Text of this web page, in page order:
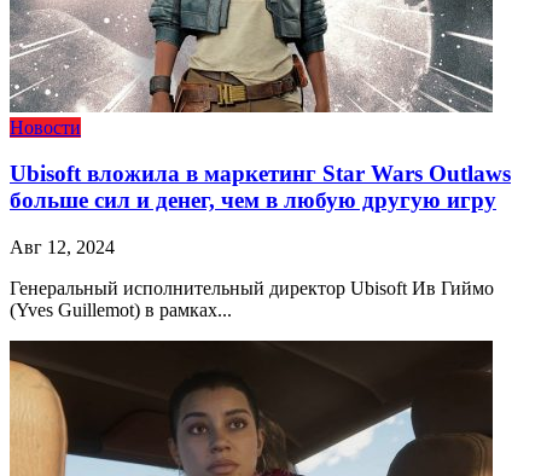
Новости
Ubisoft вложила в маркетинг Star Wars Outlaws
больше сил и денег, чем в любую другую игру
Авг 12, 2024
Генеральный исполнительный директор Ubisoft Ив Гиймо
(Yves Guillemot) в рамках...